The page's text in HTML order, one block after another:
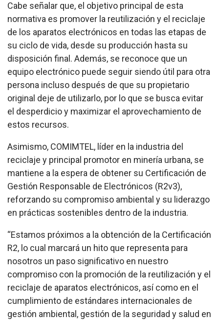
Cabe señalar que, el objetivo principal de esta
normativa es promover la reutilización y el reciclaje
de los aparatos electrónicos en todas las etapas de
su ciclo de vida, desde su producción hasta su
disposición final. Además, se reconoce que un
equipo electrónico puede seguir siendo útil para otra
persona incluso después de que su propietario
original deje de utilizarlo, por lo que se busca evitar
el desperdicio y maximizar el aprovechamiento de
estos recursos.
Asimismo, COMIMTEL, líder en la industria del
reciclaje y principal promotor en minería urbana, se
mantiene a la espera de obtener su Certificación de
Gestión Responsable de Electrónicos (R2v3),
reforzando su compromiso ambiental y su liderazgo
en prácticas sostenibles dentro de la industria.
“Estamos próximos a la obtención de la Certificación
R2, lo cual marcará un hito que representa para
nosotros un paso significativo en nuestro
compromiso con la promoción de la reutilización y el
reciclaje de aparatos electrónicos, así como en el
cumplimiento de estándares internacionales de
gestión ambiental, gestión de la seguridad y salud en